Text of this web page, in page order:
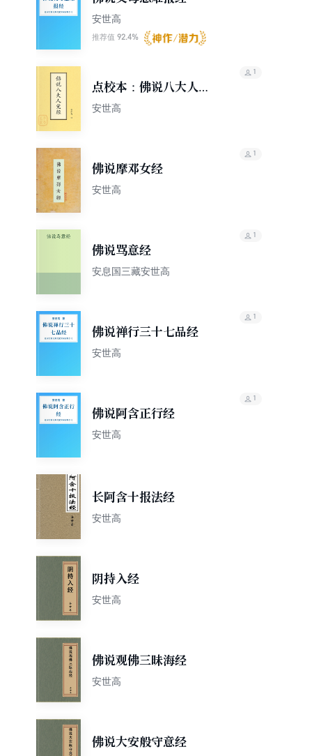
安世高
推荐值 92.4%
点校本：佛说八大人觉
经
安世高
1
佛说摩邓女经
安世高
1
佛说骂意经
安息国三藏安世高
1
佛说禅行三十七品经
安世高
1
佛说阿含正行经
安世高
1
长阿含十报法经
安世高
阴持入经
安世高
佛说观佛三昧海经
安世高
佛说大安般守意经